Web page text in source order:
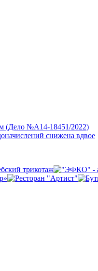
(Дело №А14-18451/2022)
снижена вдвое